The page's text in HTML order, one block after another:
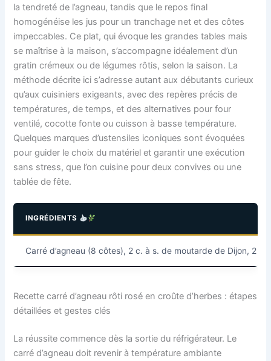
la tendreté de l’agneau, tandis que le repos final
homogénéise les jus pour un tranchage net et des côtes
impeccables. Ce plat, qui évoque les grandes tables mais
se maîtrise à la maison, s’accompagne idéalement d’un
gratin crémeux ou de légumes rôtis, selon la saison. La
méthode décrite ici s’adresse autant aux débutants curieux
qu’aux cuisiniers exigeants, avec des repères précis de
températures, de temps, et des alternatives pour four
ventilé, cocotte fonte ou cuisson à basse température.
Quelques marques d’ustensiles iconiques sont évoquées
pour guider le choix du matériel et garantir une exécution
sans stress, que l’on cuisine pour deux convives ou une
tablée de fête.
INGRÉDIENTS
Carré d’agneau (8 côtes), 2 c. à s. de moutarde de Dijon, 2
Recette carré d’agneau rôti rosé en croûte d’herbes : étapes
détaillées et gestes clés
La réussite commence dès la sortie du réfrigérateur. Le
carré d’agneau doit revenir à température ambiante